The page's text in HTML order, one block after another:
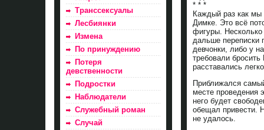
Транссексуалы
Лесбиянки
Измена
По принуждению
Потеря
девственности
Подростки
Наблюдатели
Служебный роман
Случай
* * *
Каждый раз как мы
Димке. Это всё
фигуры.
дальше переписки
девчонки, либо у
требовали
расставались
Приближался
месте проведения
него будет
обещал привести.
не удалось.